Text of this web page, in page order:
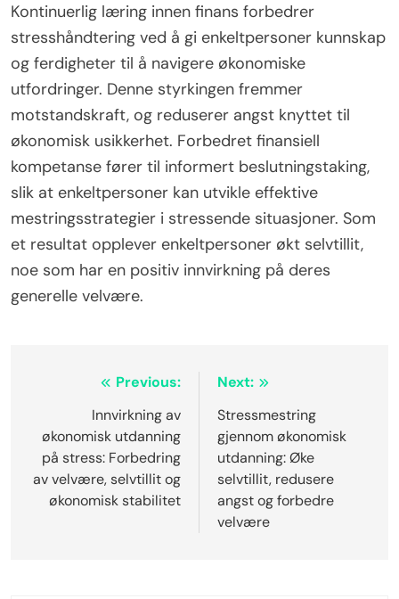
Kontinuerlig læring innen finans forbedrer
stresshåndtering ved å gi enkeltpersoner kunnskap
og ferdigheter til å navigere økonomiske
utfordringer. Denne styrkingen fremmer
motstandskraft, og reduserer angst knyttet til
økonomisk usikkerhet. Forbedret finansiell
kompetanse fører til informert beslutningstaking,
slik at enkeltpersoner kan utvikle effektive
mestringsstrategier i stressende situasjoner. Som
et resultat opplever enkeltpersoner økt selvtillit,
noe som har en positiv innvirkning på deres
generelle velvære.
navigation
Previous:
Innvirkning av
økonomisk utdanning
på stress: Forbedring
av velvære, selvtillit og
økonomisk stabilitet
Next:
Stressmestring
gjennom økonomisk
utdanning: Øke
selvtillit, redusere
angst og forbedre
velvære